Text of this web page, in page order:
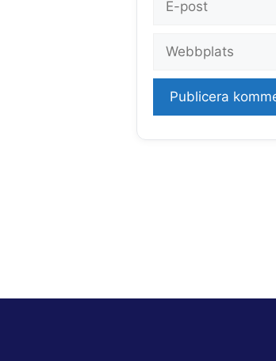
Webbplats